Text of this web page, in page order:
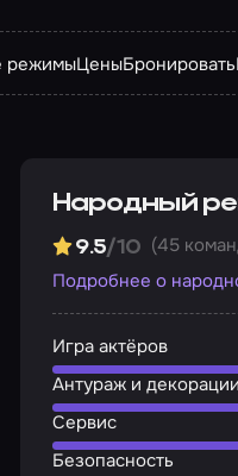
режимыЦеныБронировать
Народный
9.5/10 (45
Подробнее о
Игра актёров
Антураж и декорации
Сервис
Безопасность